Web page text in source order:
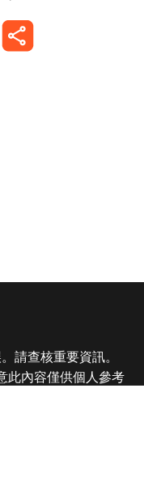
請查核重要資訊。
此內容僅供個人參考